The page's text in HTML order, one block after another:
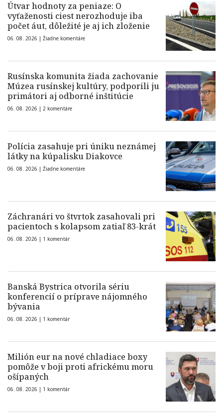
Útvar hodnoty za peniaze: O
vyťaženosti ciest nerozhoduje iba
počet áut, dôležité je aj ich zloženie
06. 08. 2026 | Žiadne komentáre
Rusínska komunita žiada zachovanie
Múzea rusínskej kultúry, podporili ju
primátori aj odborné inštitúcie
06. 08. 2026 | 2 komentáre
Polícia zasahuje pri úniku neznámej
látky na kúpalisku Diakovce
06. 08. 2026 | Žiadne komentáre
Záchranári vo štvrtok zasahovali pri
pacientoch s kolapsom zatiaľ 83-krát
06. 08. 2026 | 1 komentár
Banská Bystrica otvorila sériu
konferencií o príprave nájomného
bývania
06. 08. 2026 | 1 komentár
Milión eur na nové chladiace boxy
pomôže v boji proti africkému moru
ošípaných
06. 08. 2026 | 1 komentár